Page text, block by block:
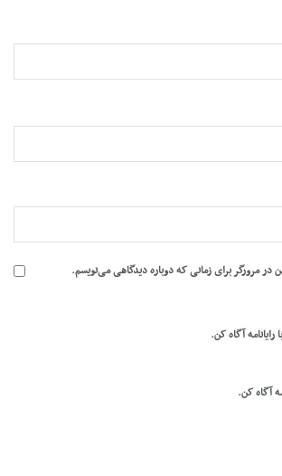
در مرورگر برای زمانی که دوباره دیدگاهی می‌نویسم.
آگاه کن.
آگاه کن.